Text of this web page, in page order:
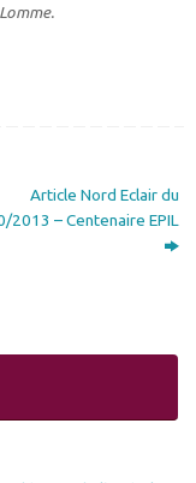
Article Nord Eclair du
2013 – Centenaire EPIL